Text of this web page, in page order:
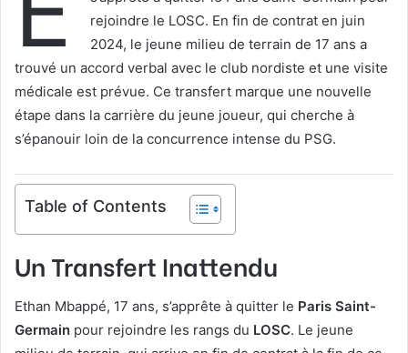
rejoindre le LOSC. En fin de contrat en juin
2024, le jeune milieu de terrain de 17 ans a
trouvé un accord verbal avec le club nordiste et une visite
médicale est prévue. Ce transfert marque une nouvelle
étape dans la carrière du jeune joueur, qui cherche à
s’épanouir loin de la concurrence intense du PSG.
Table of Contents
Un Transfert Inattendu
Ethan Mbappé, 17 ans, s’apprête à quitter le Paris Saint-
Germain pour rejoindre les rangs du LOSC. Le jeune